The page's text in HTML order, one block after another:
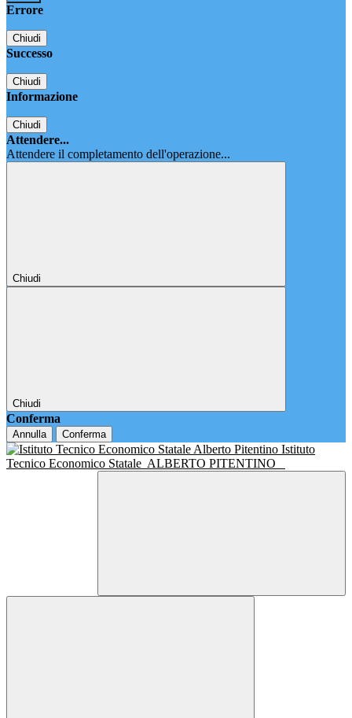
Errore
Chiudi
Successo
Chiudi
Informazione
Chiudi
Attendere...
Attendere il completamento dell'operazione...
Chiudi
Chiudi
Conferma
Annulla Conferma
Istituto
Tecnico Economico Statale ALBERTO PITENTINO